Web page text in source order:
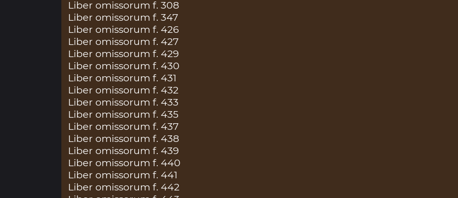
Liber omissorum f. 308
Liber omissorum f. 347
Liber omissorum f. 426
Liber omissorum f. 427
Liber omissorum f. 429
Liber omissorum f. 430
Liber omissorum f. 431
Liber omissorum f. 432
Liber omissorum f. 433
Liber omissorum f. 435
Liber omissorum f. 437
Liber omissorum f. 438
Liber omissorum f. 439
Liber omissorum f. 440
Liber omissorum f. 441
Liber omissorum f. 442